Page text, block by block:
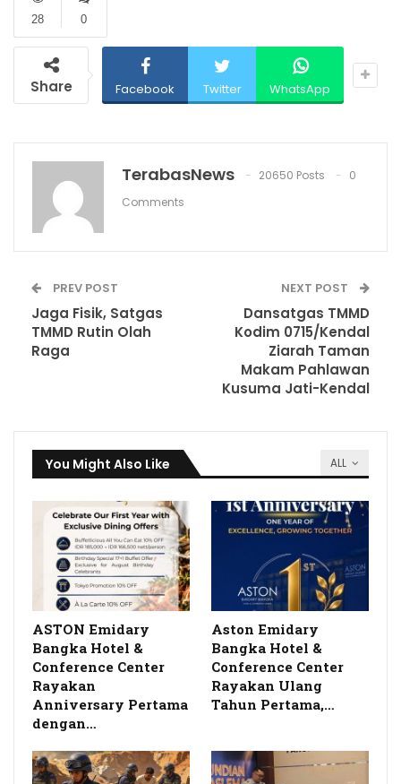
0
28
Share Facebook Twitter WhatsApp
TerabasNews 20650 Posts
0
Comments
PREV POST
Jaga Fisik, Satgas
TMMD Rutin Olah
Raga
NEXT POST
Dansatgas TMMD
Kodim 0715/Kendal
Ziarah Taman
Makam Pahlawan
Kusuma Jati-Kendal
ALL
You Might Also Like
ASTON Emidary
Bangka Hotel &
Conference Center
Rayakan
Anniversary Pertama
dengan…
Aston Emidary
Bangka Hotel &
Conference Center
Rayakan Ulang
Tahun Pertama,…